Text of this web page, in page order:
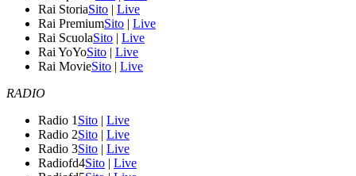
Rai StoriaSito | Live
Rai PremiumSito | Live
Rai ScuolaSito | Live
Rai YoYoSito | Live
Rai MovieSito | Live
RADIO
Radio 1 Sito | Live
Radio 2Sito | Live
Radio 3Sito | Live
Radiofd4Sito | Live